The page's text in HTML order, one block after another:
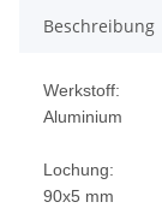
Beschreibung
Werkstoff:
Aluminium
Lochung:
90x5 mm